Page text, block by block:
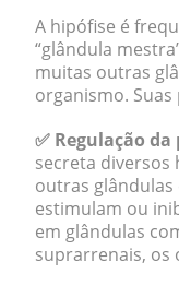
A hipófise é
“glândula
muitas outras
organismo.
✅ Regulação
secreta
outras
estimulam ou
em glândulas
suprarrenais, os